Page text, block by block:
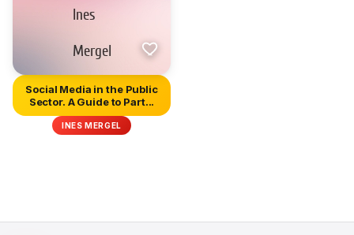
Social Media in the Public
Sector. A Guide to Part...
INES MERGEL